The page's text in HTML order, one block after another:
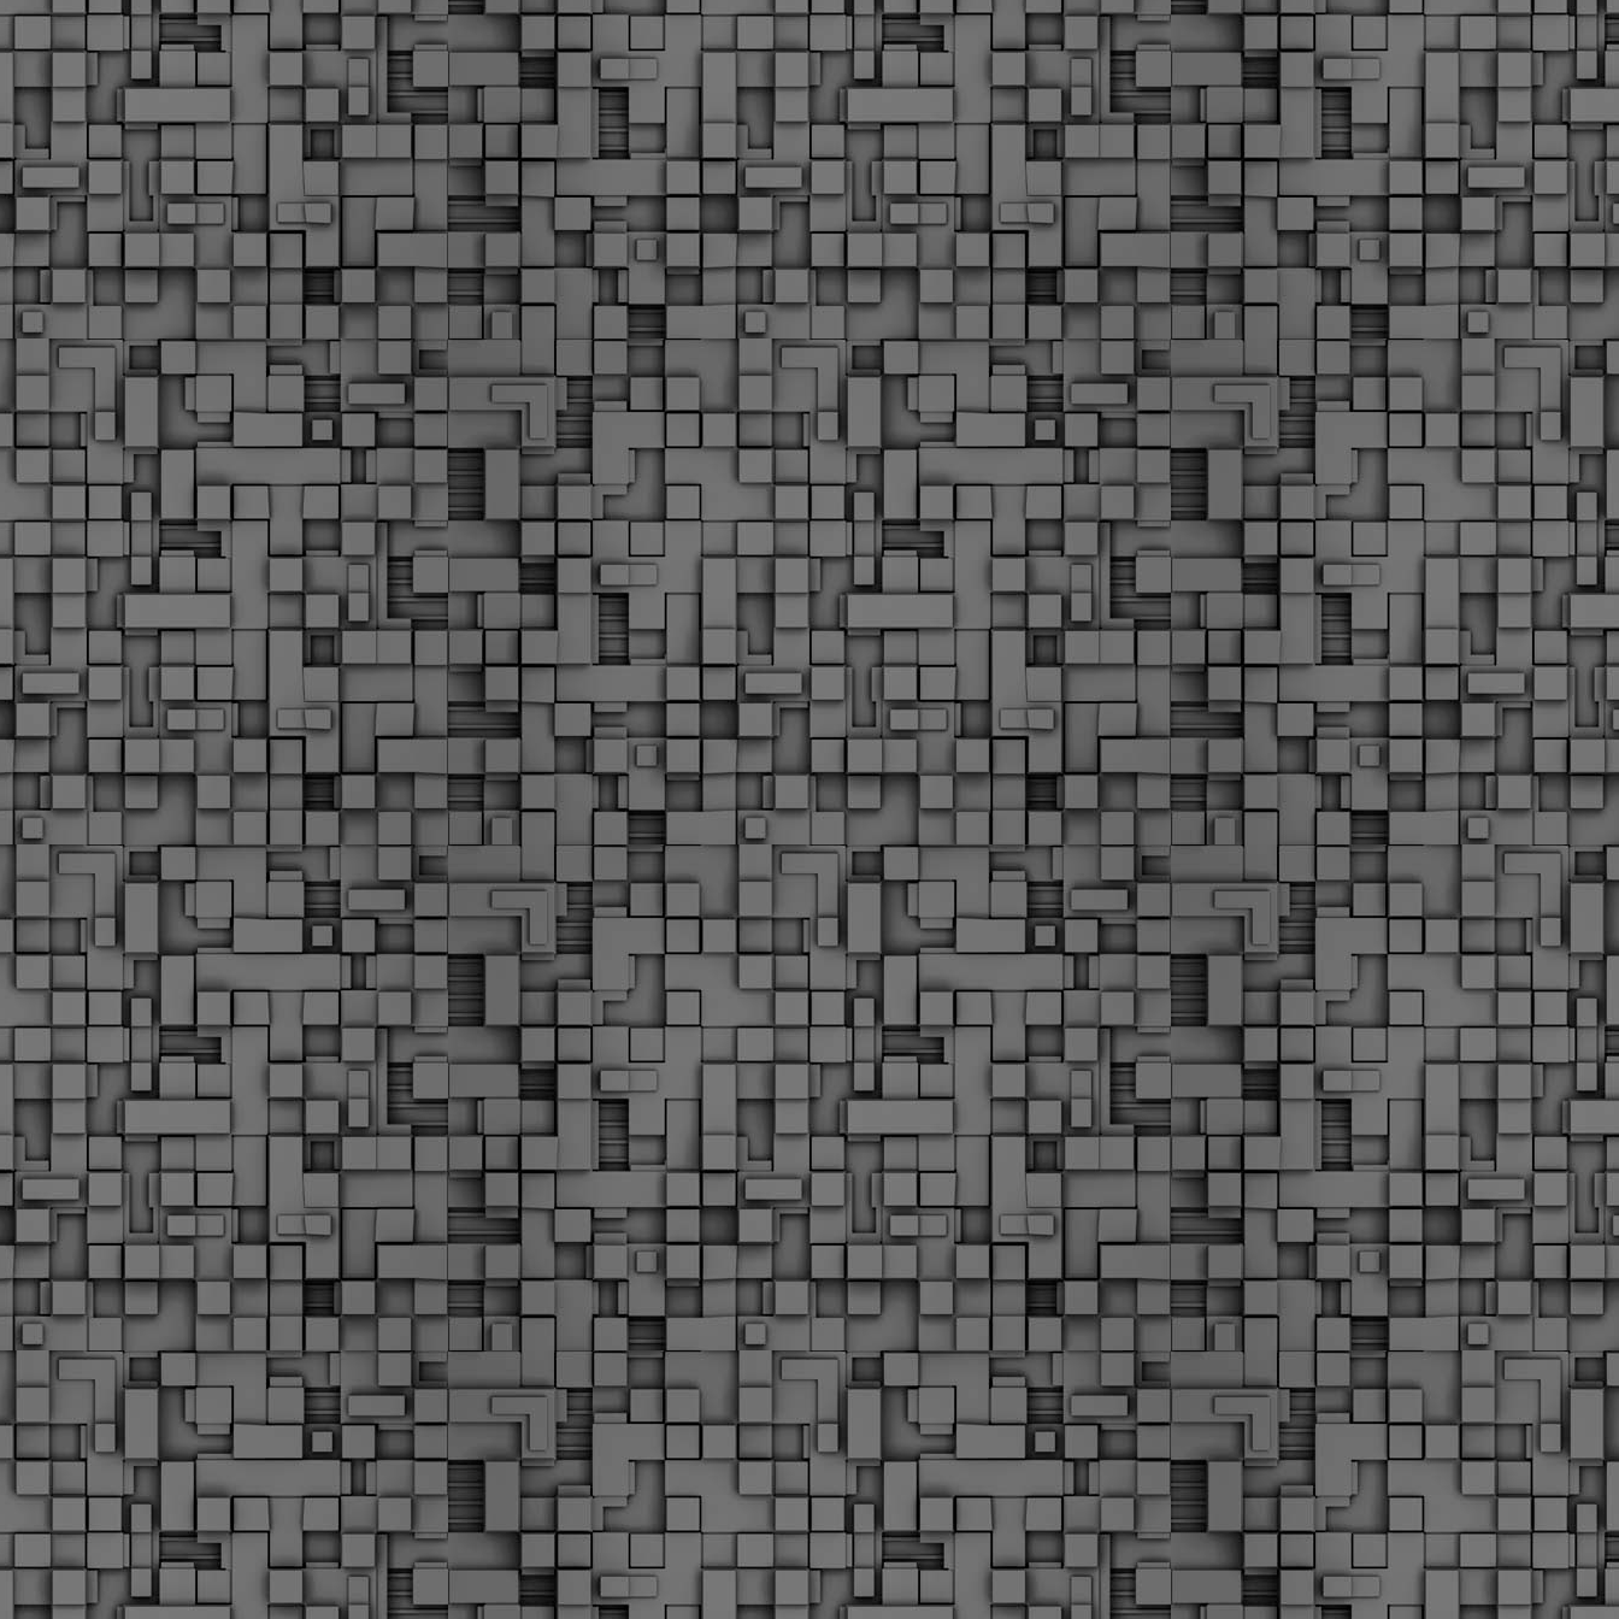
σε δήμους της χώρας. Το Dimastin, αναζητεί σχετικό
φωτογραφικό υλικό στο διαδίκτυο και σας το παρουσιάζει σε
αυτή την ανάρτηση. Επίσης, σας καλούμε, αν διαπιστώσετε ότι
μας έχουν "ξεφύγει" ορκωμοσίες, μπορείτε να στέλνετε το
φωτογραφικό τους υλικό στο dimasthes@gmail.gr ώστε να το
δημοσιεύουμε εδώ, άμεσα.
MAR
Θεσσαλονίκη: Ορκίστηκαν οι 75 νέοι δημοτικοί
αστυνομικοί – Τι τους ζήτησε ο Αγγελούδης
Ενισχύεται το έργο της δημοτικής αστυνομίας στο δήμο
Θεσσαλονίκης καθώς το πρωί της Τετάρτης 18 Μαρτίου
ορκίστηκαν οι 75 νέοι δημοτικοί αστυνομικοί.
«Με αυτούς, σε λίγους μήνες αποκτά ένα ισχυρό σώμα η
δημοτική αστυνομία. Θα είναι πιο κοντά στον πολίτη. Είχα την
ευκαιρία να είμαι σήμερα στην ορκωμοσία τους.
MAR
Ξεκίνησαν εδώ και μια εβδομάδα οι αφίξεις των
νεοπροσληφθέντων Δημοτικών Αστυνομικών στους
δήμους και οι ορκωμοσίες τους - Πλήρες
Μεγάλες μέρες ζει ο "οργανισμός" της Δημοτικής Αστυνομίας!
Να θυμίσουμε ότι κανονικές προσλήψεις στην Δημοτική
Αστυνομία έχουν να γίνουν από το 2010. Δεκαέξι ολόκληρα
χρόνια! Και βέβαια, ακόμη και με αυτές τις προσλήψεις, δεν
φτάνουμε ούτε τα 2/3 των Δημοτικών Αστυνομικών που
υπηρετούσαν το 2013 προ της κατάργησης της υπηρεσίας με
απόφαση του σημερινού πρωθυπουργού Κυριάκου Μητσοτάκη. Ας
είναι...
2
Δημοτική Αστυνομία Θεσσαλονίκης: Διμηνιαίος
απολογισμός ελέγχων τήρησης νομοθεσίας
Τον απολογισμό των δράσεων ελέγχου για τα ζώα συντροφιάς
κατά το δίμηνο Ιανουαρίου – Φεβρουαρίου 2026 παρουσιάζει η
Δημοτική Αστυνομία Θεσσαλονίκης, με στόχο την προστασία των
ζώων και την ομαλή συμβίωση στην πόλη.
FEB
18
ΣτΕ: Οριστική απόρριψη της επαναφοράς του 13ου
και 14ου μισθού για τους δημοσίους υπαλλήλους
Με την απόφαση αυτή, το ΣτΕ απορρίπτει οριστικά τις
αξιώσεις των δημοσίων υπαλλήλων για επαναφορά των
δώρων, επικυρώνοντας την τρέχουσα κατάσταση παρά τις
αντιδράσεις της ΑΔΕΔΥ
Το ΣτΕ απέρριψε οριστικά την προσφυγή της ΑΔΕΔΥ και ενός
εκπαιδευτικού για την επαναφορά των δώρων Χριστουγέννων,
Πάσχα και θερινής άδειας (13ος και 14ος μισθός) στους
εργαζόμενους του δημόσιου τομέα, κλείνοντας μια μακρά
διαμάχη δεκαετιών που αφορούσε τις μνημονιακές περικοπές.
Γνωστοποίηση έκδοσης οριστικών αποτελεσμάτων –
Παροχή οδηγιών.
► Δείτε/κατεβάστε την πολυαναμενόμενη εγκύκλιο του Υπ.
FEB
1
Με διαρροή 2 μέρες πριν την στάση εργασίας
ενημερώνει το ΣτΕ για την απόρριψη της επαναφοράς